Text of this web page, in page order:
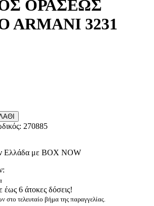
ΟΡΑΣΕΩΣ
ARMANI 3231
270885
Ελλάδα με BOX NOW
6 άτοκες δόσεις!
στο τελευταίο βήμα της παραγγελίας.